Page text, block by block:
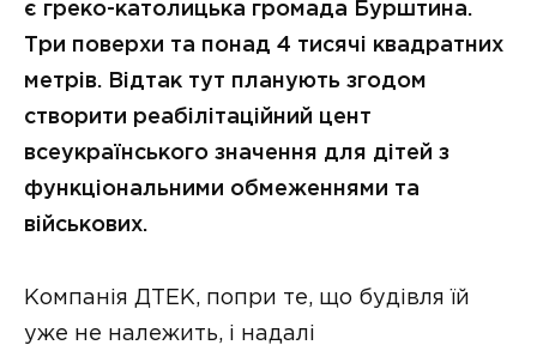
є греко-католицька громада Бурштина.
Три поверхи та понад 4 тисячі квадратних
метрів. Відтак тут планують згодом
створити реабілітаційний цент
всеукраїнського значення для дітей з
функціональними обмеженнями та
військових.
Компанія ДТЕК, попри те, що будівля їй
уже не належить, і надалі